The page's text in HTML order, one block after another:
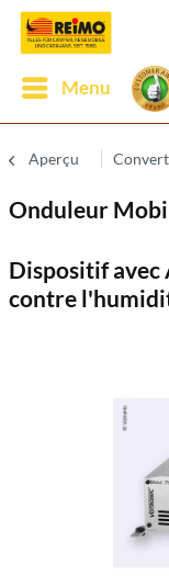
Menu
Aperçu
Onduleur
Dispositif
contre